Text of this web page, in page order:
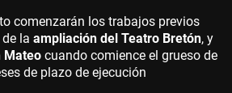
comenzarán los trabajos previos
la ampliación del Teatro Bretón, y
Mateo cuando comience el grueso de
de plazo de ejecución